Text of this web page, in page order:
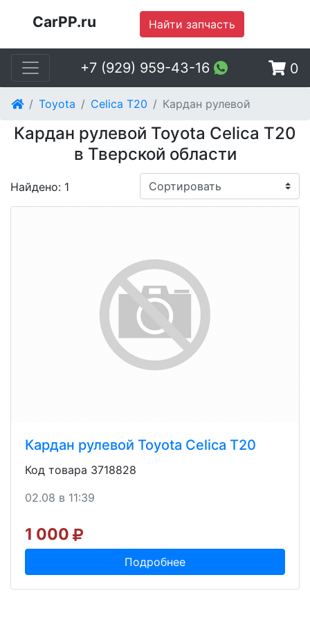
CarPP.ru Найти запчасть
+7 (929) 959-43-16 0
Toyota Celica T20 Кардан рулевой
Кардан рулевой Toyota Celica T20
в Тверской области
Найдено: 1
Кардан рулевой Toyota Celica T20
Код товара 3718828
02.08 в 11:39
1 000
Подробнее